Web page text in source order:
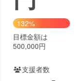
Creation
コミュニティ
132%
目標金額は
500,000円
支援者数